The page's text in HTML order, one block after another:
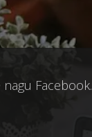
Facebook.